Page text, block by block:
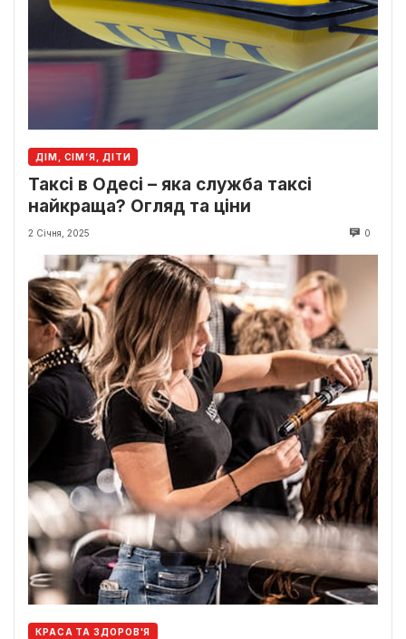
ДІМ, СІМ’Я, ДІТИ
Таксі в Одесі – яка служба таксі
найкраща? Огляд та ціни
2 Січня, 2025 0
КРАСА ТА ЗДОРОВ'Я